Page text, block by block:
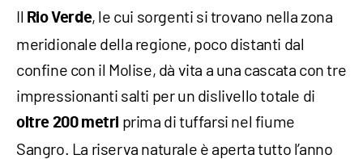
Il Rio Verde, le cui sorgenti si trovano nella zona
meridionale della regione, poco distanti dal
confine con il Molise, dà vita a una cascata con tre
impressionanti salti per un dislivello totale di
oltre 200 metri prima di tuffarsi nel fiume
Sangro. La riserva naturale è aperta tutto l’anno